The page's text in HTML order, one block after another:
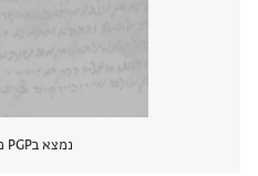
נמצא בPGP מאז